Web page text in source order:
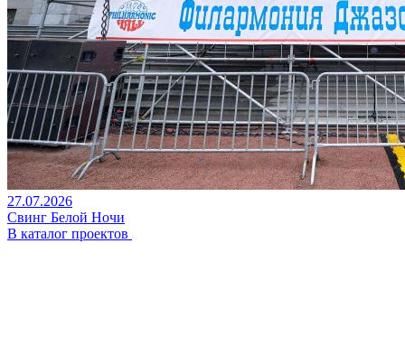
27.07.2026
Свинг Белой Ночи
В каталог проектов